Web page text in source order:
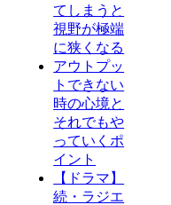
てしまうと
視野が極端
に狭くなる
アウトプッ
トできない
時の心境と
それでもや
っていくポ
イント
【ドラマ】
続・ラジエ